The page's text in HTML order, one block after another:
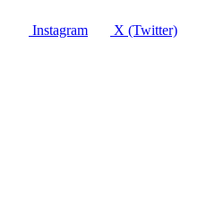
Instagram X (Twitter)